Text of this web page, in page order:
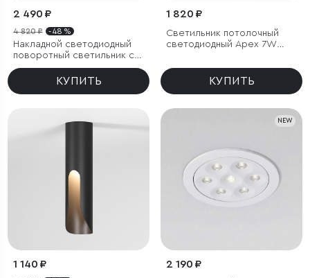
2 490 ₽
4 820 ₽ - 48 %
Накладной светодиодный
поворотный светильник с
антибликовой решеткой
Piks 7W 4000К черный
КУПИТЬ
1 820 ₽
Светильник потолочный
светодиодный Apex 7W
КУПИТЬ
1 140 ₽
NEW
2 190 ₽